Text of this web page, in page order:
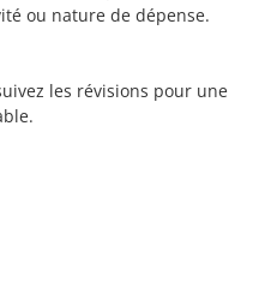
ou nature de dépense.
les révisions pour une